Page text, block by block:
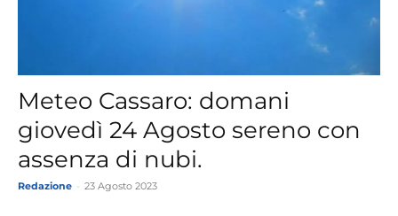
Meteo Cassaro: domani
giovedì 24 Agosto sereno con
assenza di nubi.
Redazione 23 Agosto 2023